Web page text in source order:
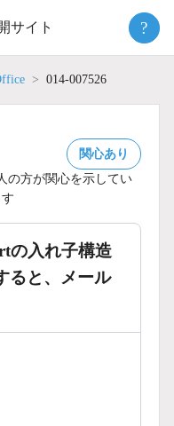
サイト ?
014-007526
関心あり
の方が関心を示してい
す
の入れ子構造
ると、メール